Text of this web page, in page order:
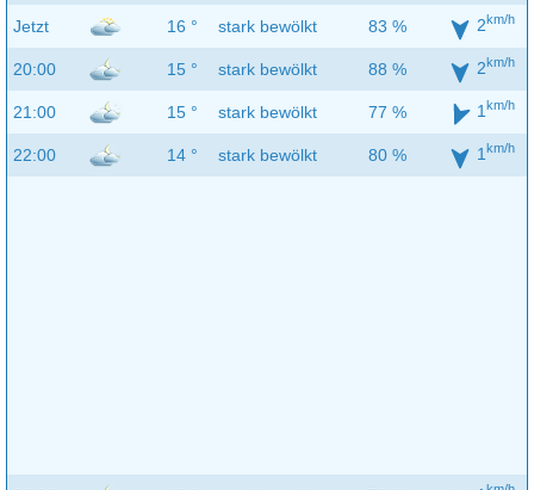
Jetzt 16 ° stark bewölkt 83 % 2km/h
20:00 15 ° stark bewölkt 88 % 2km/h
21:00 15 ° stark bewölkt 77 % 1 km/h
22:00 14 ° stark bewölkt 80 % 1 km/h